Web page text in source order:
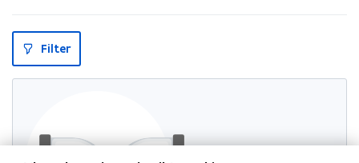
van
Wonen
Vlaanderen
Filter